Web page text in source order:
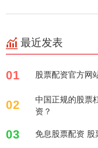
最近发表
01 股票配资官方网
02
中国正规的股票
资？
03 免息股票配资 股